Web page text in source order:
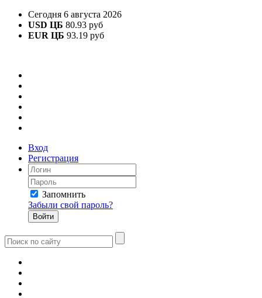
Сегодня 6 августа 2026
USD ЦБ 80.93 руб
EUR ЦБ 93.19 руб
Вход
Регистрация
Запомнить
Забыли свой пароль?